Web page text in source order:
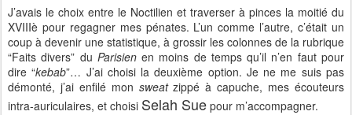
J’avais le choix entre le Noctilien et traverser à pinces la moitié du
XVIIIè pour regagner mes pénates. L’un comme l’autre, c’était un
coup à devenir une statistique, à grossir les colonnes de la rubrique
“Faits divers” du Parisienen moins de temps qu’il n’en faut pour
dire “kebab”… J’ai choisi la deuxième option. Je ne me suis pas
démonté, j’ai enfilé mon sweatzippé à capuche, mes écouteurs
intra-auriculaires, et choisi Selah Sue pour m’accompagner.